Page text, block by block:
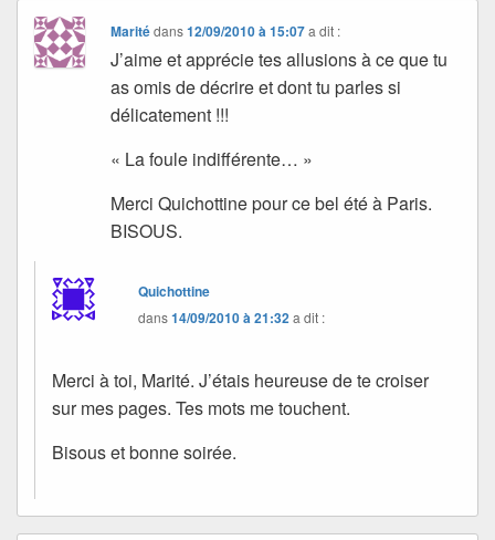
Maritédans12/09/2010 à 15:07 a dit :
J’aime et apprécie tes allusions à ce que tu
as omis de décrire et dont tu parles si
délicatement !!!
« La foule indifférente… »
Merci Quichottine pour ce bel été à Paris.
BISOUS.
Quichottine
dans14/09/2010 à 21:32a dit :
Merci à toi, Marité. J’étais heureuse de te croiser
sur mes pages. Tes mots me touchent.
Bisous et bonne soirée.